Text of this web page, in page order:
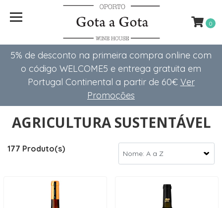
5% de desconto na primeira compra online com
o código WELCOME5 e entrega gratuita em
Portugal Continental a partir de 60€ Ver
Promoções
0
AGRICULTURA SUSTENTÁVEL
177 Produto(s)